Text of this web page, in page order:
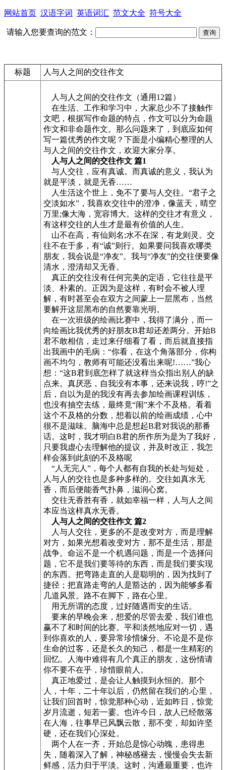
网站首页 汉语字词 英语词汇 范文大全 符号大全
请输入您要查询的范文：
标题 人与人之间的交往作文
人与人之间的交往作文（通用12篇）
在生活、工作和学习中，大家总少不了接触作
文吧，根据写作命题的特点，作文可以分为命题
作文和非命题作文。那么问题来了，到底应如何
写一篇优秀的作文呢？下面是小编精心整理的人
与人之间的交往作文，欢迎大家分享。
人与人之间的交往作文 篇1
与人交往，应有真诚。而真诚的意义，我认为
就是平淡，就是无香……
人生活这个世上，免不了要与人交往。“君子之
交淡如水”，我喜欢交往中的澄净，像蓝天，晴空
万里;像大海，宽容博大。这样的交往才有意义，
有这样交往的人生才是最有价值的人生。
山不在高，有仙则名;水不在深，有龙则灵。交
往不在于多，有“诚”则行。如果要问我喜欢哪类
朋友，我会说是“净友”。我与“净友”的交往便要像
清水，澄清却又无香。
真正的交往没有任何完美的定语，它往往是平
淡、朴素的。正因为是这样，有时会不被人理
解，有时甚至会在双方之间蒙上一层黑布，当然
要解开这层黑布的自然要靠光明。
在一次班级的绘画比赛中，我得了满分，而一
向绘画比我优秀的好朋友B君却还差两分。开始B
君不敢相信，走过来仔细看了看，而后就直接指
出我画中的毛病：“你看，在这个角落部分，你构
画不均匀，教师有可能还没看出来呢!……”我心
想：“这B君到底怎样了就这样当众指出别人的缺
点来。真厌恶，自我没有本事，还来说我，哼!”之
后，自以为是的我没有再去参加绘画课程训练，
也没有抽空去练，最终竟“闹”来个不及格。看着
这个不及格的分数，想着以前的绘画成绩，心中
很不是滋味。脑海中总是想起B君对我说的那番
话。这时，我才明白B君的所作所为是为了我好，
只要我虚心去理解他的提议，并及时改正，我怎
样会落到此刻的不及格呢
“人无完人”，每个人都有自我的长处与短处，
人与人的交往也是多种多样的。交往如真水无
香，而后便能香气扑鼻，滋润心窝。
交往无香胜有香，就如幸福一样，人与人之间
本应当这样真水无香。
人与人之间的交往作文 篇2
人与人交往，更多的不是改变对方，而是理解
对方，如果光想着改变对方，那不是生活，那是
战争。命运不是一个机遇问题，而是一个选择问
题，它不是我们要等待的东西，而是我们要实现
的东西。把弯路走直的人是聪明的，因为找到了
捷径；把直路走弯的人是豁达的，因为能够多看
几道风景。路不在脚下，路在心里。
用无所谓的态度，过好随遇而安的生话。
要来的早晚会来，想爱的尽管去爱，我们谁也
赢不了和时间的比赛。平和淡然地应对一切，遇
到你喜欢的人，要异常珍惜缘分。不论是不是你
生命的过客，还是长久的知己，都是一生精彩的
回忆。人海中难得有几个真正的朋友，这份情请
你不要不在乎，珍惜眼前人。
真正地爱过，是会让人触摸到永恒的。那个
人，十年，二十年以后，仍然留在我们的.心里，
让我们回首时，惊觉那种心动，近如昨日，惊觉
岁月流逝，短若一霎。也许今日，故人已经散落
在人海，往事早已风飘云散，那不变，却如许坚
硬，还在我们心深处。
两个人在一齐，开始总是惊心动魄，患得患
失，随着深入了解，神秘感褪去，慢慢会失去新
鲜感，活力归于平淡。这时，沟通最重要，也许